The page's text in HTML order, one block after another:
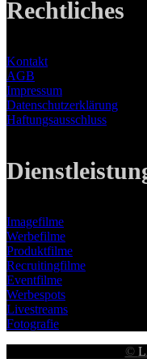
Rechtliches
Kontakt
AGB
Impressum
Datenschutzerklärung
Haftungsausschluss
Imagefilme
Werbefilme
Produktfilme
Recruitingfilme
Eventfilme
Werbespots
Livestreams
Fotografie
©